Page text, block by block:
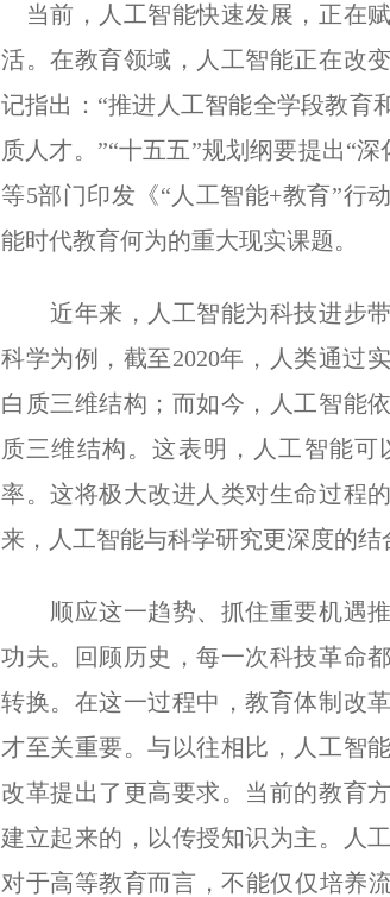
当前，人工智能快速发展，正在
活。在教育领域，人工智能正在改
记指出：“推进人工智能全学段教育
质人才。”“十五五”规划纲要提出“
等5部门印发《“人工智能+教育”行
能时代教育何为的重大现实课题。
近年来，人工智能为科技进步带
科学为例，截至2020年，人类通过
白质三维结构；而如今，人工智能
质三维结构。这表明，人工智能
率。这将极大改进人类对生命过程
来，人工智能与科学研究更深度的结
顺应这一趋势、抓住重要机遇推
功夫。回顾历史，每一次科技革命
转换。在这一过程中，教育体制改
才至关重要。与以往相比，人工智
改革提出了更高要求。当前的教育
建立起来的，以传授知识为主。人
对于高等教育而言，不能仅仅培养